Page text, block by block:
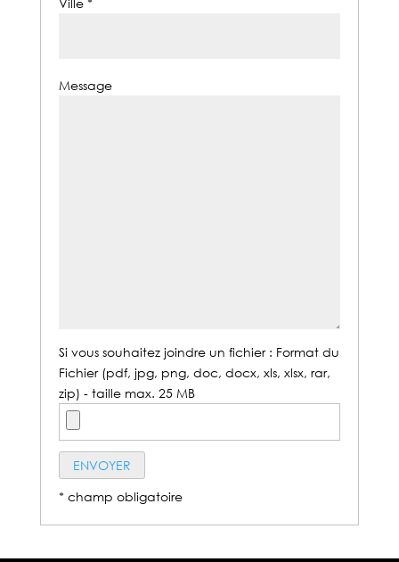
Message
Si vous souhaitez joindre un fichier : Format du
Fichier (pdf, jpg, png, doc, docx, xls, xlsx, rar,
zip) - taille max. 25 MB
* champ obligatoire